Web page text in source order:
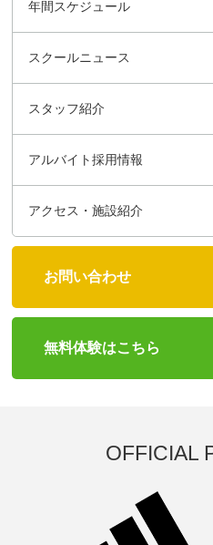
年間スケジュール
スクールニュース
スタッフ紹介
アルバイト採用情報
アクセス・施設紹介
お問い合わせ
無料体験はこちら
OFFICIAL